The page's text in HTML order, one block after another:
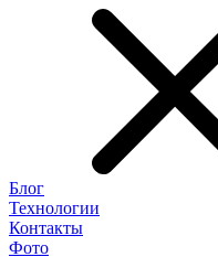
Блог
Технологии
Контакты
Фото